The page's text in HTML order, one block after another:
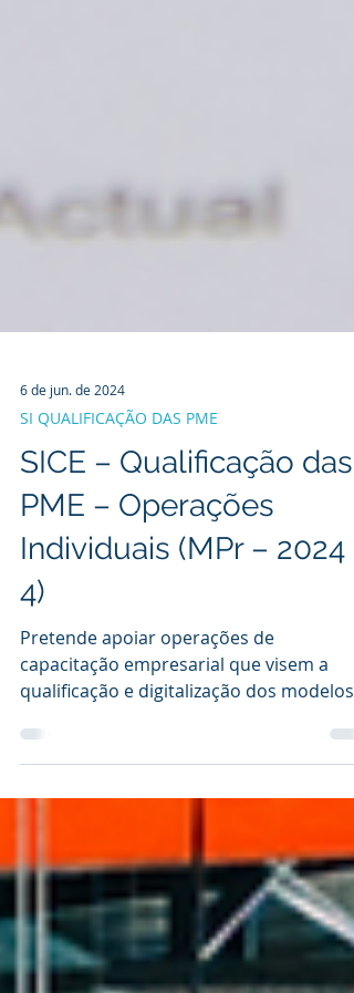
SI QUALIFICAÇÃO DAS PME
SICE – Qualificação das
PME – Operações
Individuais (MPr – 2024 –
4)
Pretende apoiar operações de
qualificação e digitalização dos modelos
de negócio.